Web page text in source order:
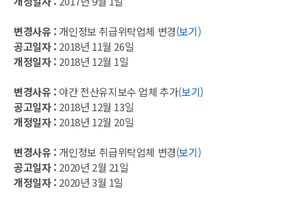
변경사유 : 개인정보 취급위탁업체 변경(보기)
공고일자 : 2018년 11월 26일
개정일자 : 2018년 12월 1일
변경사유 : 야간 전산유지보수 업체 추가(보기)
공고일자 : 2018년 12월 13일
개정일자 : 2018년 12월 20일
변경사유 : 개인정보 취급위탁업체 변경(보기)
공고일자 : 2020년 2월 21일
개정일자 : 2020년 3월 1일